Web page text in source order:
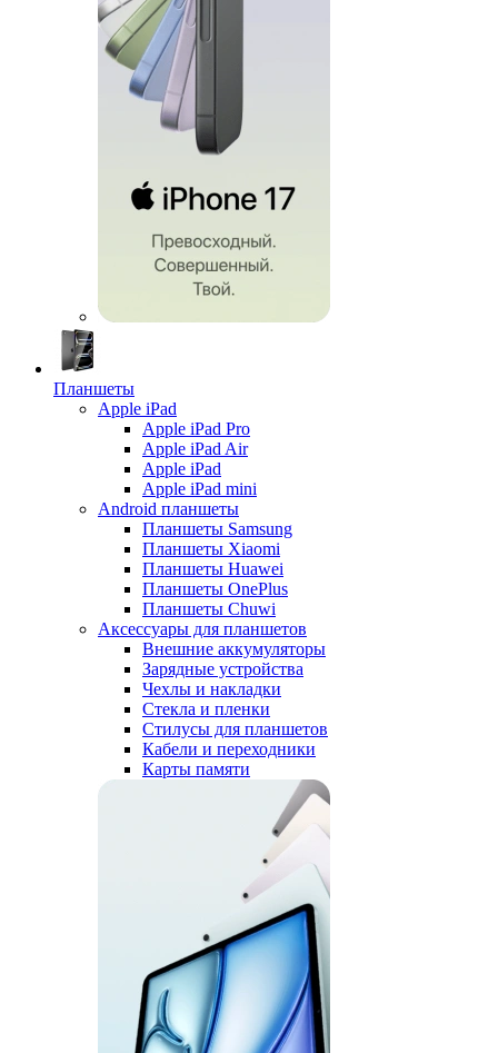
Планшеты
Apple iPad
Apple iPad Pro
Apple iPad Air
Apple iPad
Apple iPad mini
Android планшеты
Планшеты Samsung
Планшеты Xiaomi
Планшеты Huawei
Планшеты OnePlus
Планшеты Chuwi
Аксессуары для планшетов
Внешние аккумуляторы
Зарядные устройства
Чехлы и накладки
Стекла и пленки
Стилусы для планшетов
Кабели и переходники
Карты памяти